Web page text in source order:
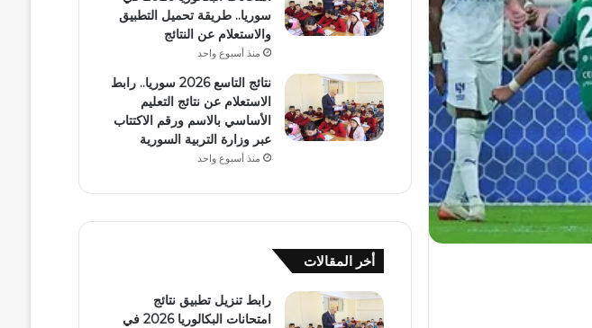
سوريا.. طريقة تحميل التطبيق
والاستعلام عن النتائج
منذ أسبوع واحد
نتائج التاسع 2026 سوريا.. رابط
الاستعلام عن نتائج التعليم
الأساسي بالاسم ورقم الاكتتاب
عبر وزارة التربية السورية
منذ أسبوع واحد
أخر المقالات
رابط تنزيل تطبيق نتائج
امتحانات البكالوريا 2026 في